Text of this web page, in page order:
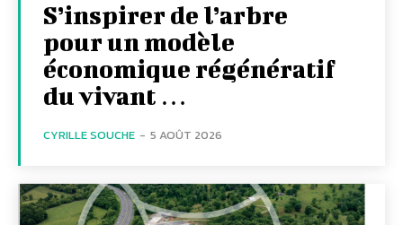
S’inspirer de l’arbre
pour un modèle
économique régénératif
du vivant …
CYRILLE SOUCHE - 5 AOÛT 2026